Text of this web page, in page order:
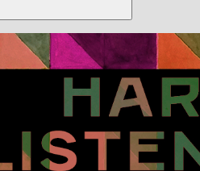
Suchen